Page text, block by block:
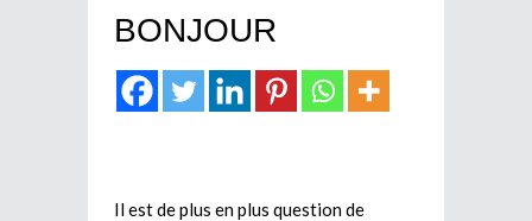
BONJOUR
Il est de plus en plus question de